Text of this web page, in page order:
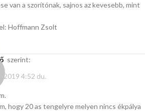
van a szorítónak, sajnos az kevesebb, mint
Hoffmann Zsolt
szerint:
2019 4:52 du.
hogy 20 as tengelyre melyen nincs ékpálya